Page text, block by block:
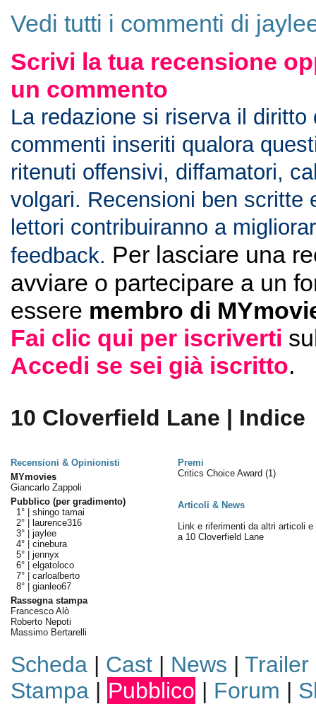
Vedi tutti i commenti di
Scrivi la tua recensione
un commento
La redazione si riserva il diritto
commenti inseriti qualora
ritenuti offensivi, diffamatori,
volgari. Recensioni ben scritte
lettori contribuiranno a
feedback. Per lasciare una
avviare o partecipare a un
essere membro di
Fai clic qui per iscriverti
Accedi se sei già iscritto.
10 Cloverfield Lane | Indice
Recensioni & Opinionisti
Premi
MYmovies
Giancarlo Zappoli
Pubblico (per gradimento)
1° | shingo tamai
2° |
laurence316
3° | jaylee
4° | cinebura
5° | jennyx
6° | elgatoloco
7° | carloalberto
8° | gianleo67
Rassegna stampa
Francesco Alò
Roberto Nepoti
Massimo Bertarelli
Critics Choice Award (1)
Articoli & News
Link e riferimenti da altri articoli e
a 10 Cloverfield Lane
Scheda| Cast| News | Trailer
Stampa| Pubblico | Forum |